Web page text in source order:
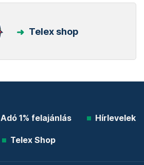
Telex shop
Adó 1% felajánlás Hírlevelek
Telex Shop